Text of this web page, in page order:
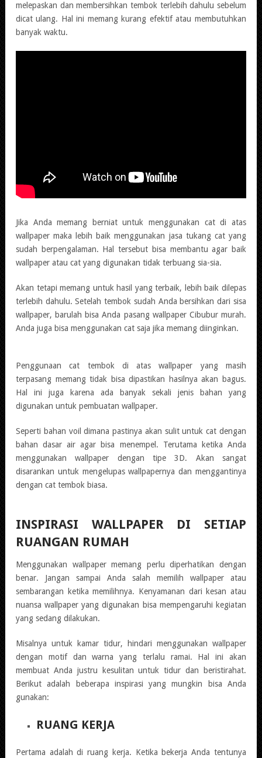
melepaskan dan membersihkan tembok terlebih dahulu sebelum
dicat ulang. Hal ini memang kurang efektif atau membutuhkan
banyak waktu.
Jika Anda memang berniat untuk menggunakan cat di atas
wallpaper maka lebih baik menggunakan jasa tukang cat yang
sudah berpengalaman. Hal tersebut bisa membantu agar baik
wallpaper atau cat yang digunakan tidak terbuang sia-sia.
Akan tetapi memang untuk hasil yang terbaik, lebih baik dilepas
terlebih dahulu. Setelah tembok sudah Anda bersihkan dari sisa
wallpaper, barulah bisa Anda pasang wallpaper Cibubur murah.
Anda juga bisa menggunakan cat saja jika memang diinginkan.
Penggunaan cat tembok di atas wallpaper yang masih
terpasang memang tidak bisa dipastikan hasilnya akan bagus.
Hal ini juga karena ada banyak sekali jenis bahan yang
digunakan untuk pembuatan wallpaper.
Seperti bahan voil dimana pastinya akan sulit untuk cat dengan
bahan dasar air agar bisa menempel. Terutama ketika Anda
menggunakan wallpaper dengan tipe 3D. Akan sangat
disarankan untuk mengelupas wallpapernya dan menggantinya
dengan cat tembok biasa.
INSPIRASI WALLPAPER DI SETIAP
RUANGAN RUMAH
Menggunakan wallpaper memang perlu diperhatikan dengan
benar. Jangan sampai Anda salah memilih wallpaper atau
sembarangan ketika memilihnya. Kenyamanan dari kesan atau
nuansa wallpaper yang digunakan bisa mempengaruhi kegiatan
yang sedang dilakukan.
Misalnya untuk kamar tidur, hindari menggunakan wallpaper
dengan motif dan warna yang terlalu ramai. Hal ini akan
membuat Anda justru kesulitan untuk tidur dan beristirahat.
Berikut adalah beberapa inspirasi yang mungkin bisa Anda
gunakan:
RUANG KERJA
Pertama adalah di ruang kerja. Ketika bekerja Anda tentunya